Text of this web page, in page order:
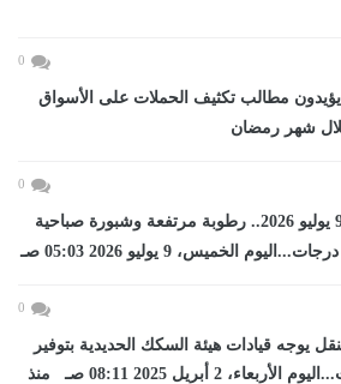
0
يؤيدون مطالب تكثيف الحملات على الأسواق
شهر رمضان
0
طقس الخميس 9 يوليو 2026.. رطوبة مرتفعة وشبورة صباحية
الخميس، 9 يوليو 2026 05:03 صـ
0
يوجه قيادات هيئة السكك الحديدية بتوفير
أماكن في رحلات...اليوم الأربعاء، 2 أبريل 2025 08:11 صـ منذ